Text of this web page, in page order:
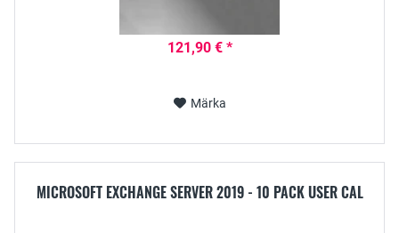
121,90 € *
Märka
MICROSOFT EXCHANGE SERVER 2019 - 10 PACK USER CAL